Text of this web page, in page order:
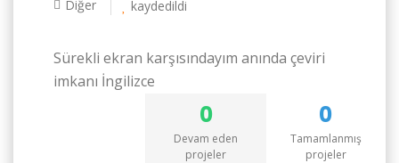
Diğer kaydedildi
Sürekli ekran karşısındayım anında çeviri
imkanı İngilizce
0
Devam eden
projeler
0
Tamamlanmış
projeler